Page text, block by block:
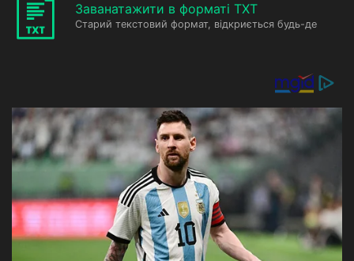
Заванатажити в форматі TXT
Старий текстовий формат, відкриється будь-де